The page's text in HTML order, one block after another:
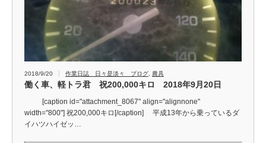
2018/9/20 作業日誌 日々是淡々 ブログ 農具
働く車、軽トラ君 祝200,000キロ 2018年9月20日
[caption id="attachment_8067" align="alignnone"
width="800"] 祝200,000キロ[/caption] 平成13年から乗っているダ
イハツハイゼッ…